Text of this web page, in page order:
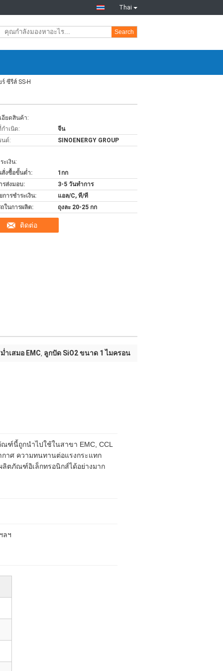
Thai
Search
ซีรีส์ SS-H
อียดสินค้า:
ำเนิด:
จีน
นด์:
SINOENERGY GROUP
ะเงิน:
งซื้อขั้นต่ำ:
1กก
รส่งมอบ:
3-5 วันทำการ
การชำระเงิน:
แอล/C, ที/ที
ในการผลิต:
ถุงละ 20-25 กก
ติดต่อ
เสมอ EMC, ลูกปัด SiO2 ขนาด 1 ไมครอน
ฑ์นี้ถูกนำไปใช้ในสาขา EMC, CCL
าศ ความทนทานต่อแรงกระแทก
ตภัณฑ์อิเล็กทรอนิกส์ได้อย่างมาก
ลฯ